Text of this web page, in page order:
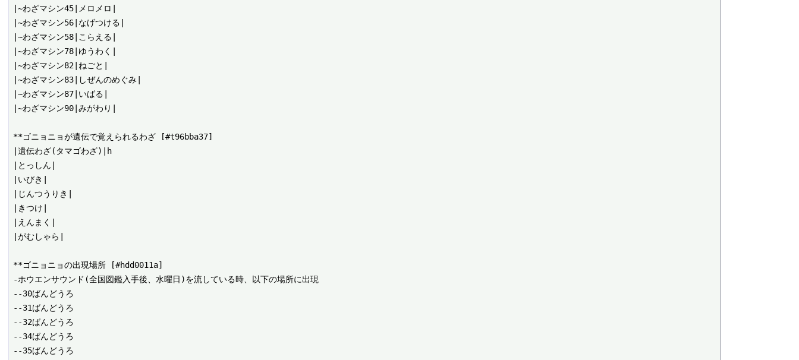
|~わざマシン45|メロメロ|
|~わざマシン56|なげつける|
|~わざマシン58|こらえる|
|~わざマシン78|ゆうわく|
|~わざマシン82|ねごと|
|~わざマシン83|しぜんのめぐみ|
|~わざマシン87|いばる|
|~わざマシン90|みがわり|
**ゴニョニョが遺伝で覚えられるわざ [#t96bba37]
|遺伝わざ(タマゴわざ)|h
|とっしん|
|いびき|
|じんつうりき|
|きつけ|
|えんまく|
|がむしゃら|
**ゴニョニョの出現場所 [#hdd0011a]
-ホウエンサウンド(全国図鑑入手後、水曜日)を流している時、以下の場所に出現
--30ばんどうろ
--31ばんどうろ
--32ばんどうろ
--34ばんどうろ
--35ばんどうろ